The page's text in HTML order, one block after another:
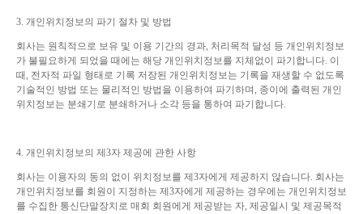
3. 개인위치정보의 파기 절차 및 방법
회사는 원칙적으로 보유 및 이용 기간의 경과, 처리목적 달성 등 개인위치정보
가 불필요하게 되었을 때에는 해당 개인위치정보를 지체없이 파기합니다. 이
때, 전자적 파일 형태로 기록 저장된 개인위치정보는 기록을 재생할 수 없도록
기술적인 방법 또는 물리적인 방법을 이용하여 파기하며, 종이에 출력된 개인
위치정보는 분쇄기로 분쇄하거나 소각 등을 통하여 파기합니다.
4. 개인위치정보의 제3자 제공에 관한 사항
회사는 이용자의 동의 없이 위치정보를 제3자에게 제공하지 않습니다. 회사는
개인위치정보를 회원이 지정하는 제3자에게 제공하는 경우에는 개인위치정보
를 수집한 통신단말장치로 매회 회원에게 제공받는 자, 제공일시 및 제공목적